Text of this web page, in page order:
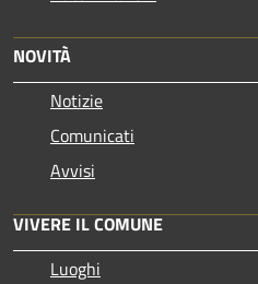
NOVITÀ
Notizie
Comunicati
Avvisi
VIVERE IL COMUNE
Luoghi